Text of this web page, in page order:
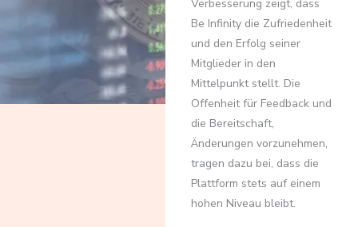
Verbesserung zeigt, dass
Be Infinity die Zufriedenheit
und den Erfolg seiner
Mitglieder in den
Mittelpunkt stellt. Die
Offenheit für Feedback und
die Bereitschaft,
Änderungen vorzunehmen,
tragen dazu bei, dass die
Plattform stets auf einem
hohen Niveau bleibt.